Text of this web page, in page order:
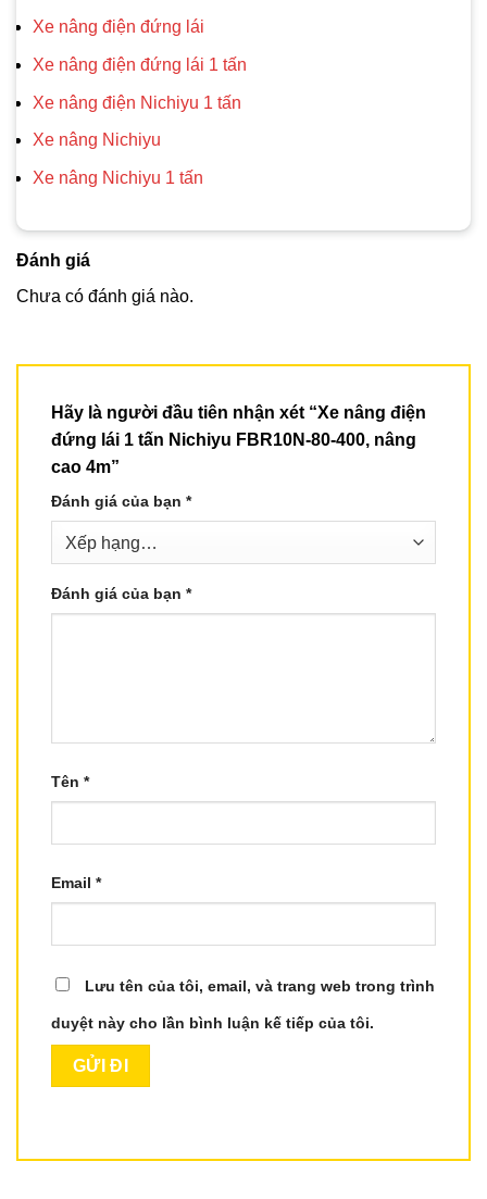
Xe nâng điện đứng lái
Xe nâng điện đứng lái 1 tấn
Xe nâng điện Nichiyu 1 tấn
Xe nâng Nichiyu
Xe nâng Nichiyu 1 tấn
Đánh giá
Chưa có đánh giá nào.
Hãy là người đầu tiên nhận xét “Xe nâng điện
đứng lái 1 tấn Nichiyu FBR10N-80-400, nâng
cao 4m”
Đánh giá của bạn *
Đánh giá của bạn *
Tên *
Email *
Lưu tên của tôi, email, và trang web trong trình
duyệt này cho lần bình luận kế tiếp của tôi.